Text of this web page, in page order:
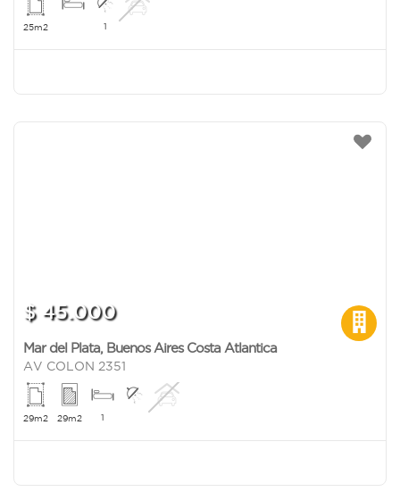
25m2 1
$ 45.000
Mar del Plata, Buenos Aires Costa Atlantica
AV COLON 2351
29m2 29m2 1